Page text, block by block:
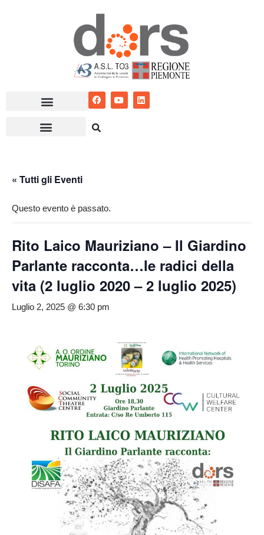
« Tutti gli Eventi
Questo evento è passato.
Rito Laico Mauriziano – Il Giardino
Parlante racconta…le radici della
vita (2 luglio 2020 – 2 luglio 2025)
Luglio 2, 2025 @ 6:30 pm